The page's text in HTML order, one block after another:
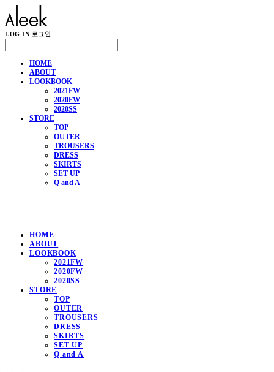
LOG IN 로그인
HOME
ABOUT
LOOKBOOK
2021FW
2020FW
2020SS
STORE
TOP
OUTER
TROUSERS
DRESS
SKIRTS
SET UP
Q and A
HOME
ABOUT
LOOKBOOK
2021FW
2020FW
2020SS
STORE
TOP
OUTER
TROUSERS
DRESS
SKIRTS
SET UP
Q and A